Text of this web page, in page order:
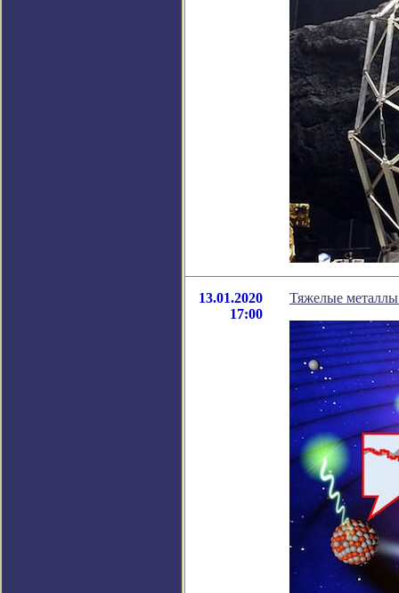
13.01.2020
17:00
Тяжелые металлы